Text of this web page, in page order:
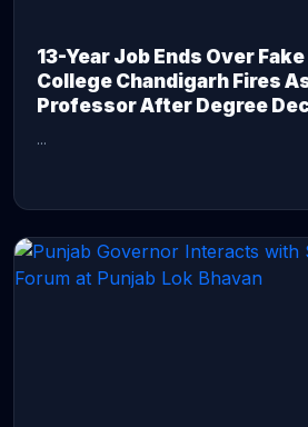
13-Year Job Ends Over Fake
College Chandigarh Fires
Professor After Degree
...